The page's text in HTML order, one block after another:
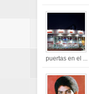
puertas en el ...